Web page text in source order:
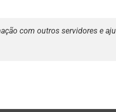
com outros servidores e